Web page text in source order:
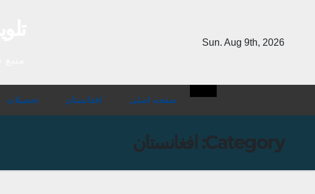
content
Sun. Aug 9th, 2026
صفحه اصلی افغانستان تحصیلات
Category: افغانستان